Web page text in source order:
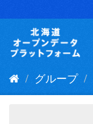
キ
グループ